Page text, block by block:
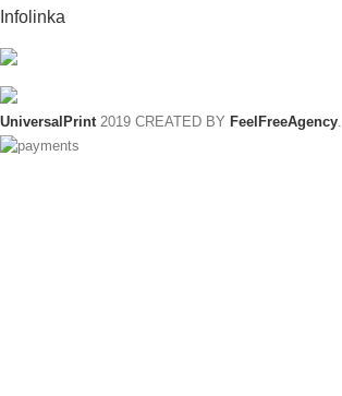
Infolinka
UniversalPrint 2019 CREATED BY FeelFreeAgency.